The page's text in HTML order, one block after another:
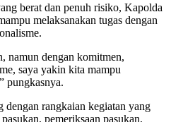
berat dan penuh risiko, Kapolda
melaksanakan tugas dengan
namun dengan komitmen,
saya yakin kita mampu
pungkasnya.
dengan rangkaian kegiatan yang
pemeriksaan pasukan,